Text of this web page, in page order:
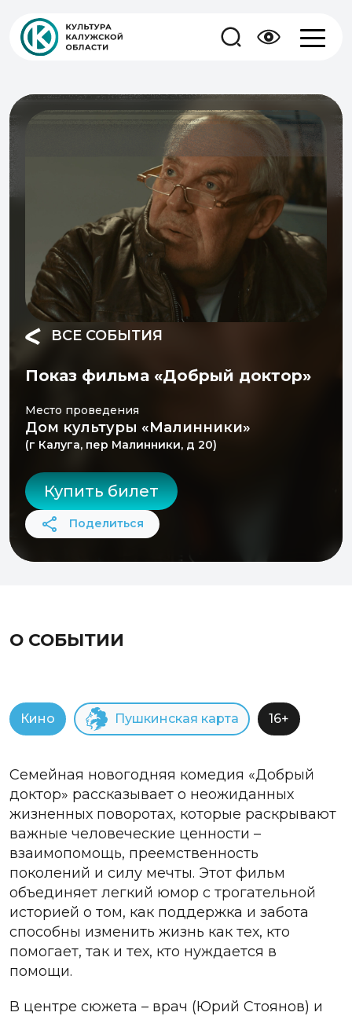
ВСЕ СОБЫТИЯ
Показ фильма «Добрый доктор»
Место проведения
Дом культуры «Малинники»
(г Калуга, пер Малинники, д 20)
Купить билет
Поделиться
О СОБЫТИИ
Кино Пушкинская карта 16+
Семейная новогодняя комедия «Добрый
доктор» рассказывает о неожиданных
жизненных поворотах, которые раскрывают
важные человеческие ценности –
взаимопомощь, преемственность
поколений и силу мечты. Этот фильм
объединяет легкий юмор с трогательной
историей о том, как поддержка и забота
способны изменить жизнь как тех, кто
помогает, так и тех, кто нуждается в
помощи.
В центре сюжета – врач (Юрий Стоянов) и